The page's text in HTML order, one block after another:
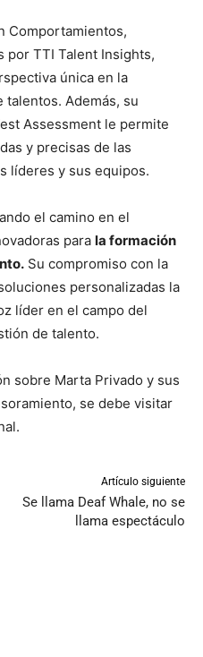
Comportamientos,
por TTI Talent Insights,
única en la
Además, su
Assessment le permite
y precisas de las
líderes y sus equipos.
el camino en el
para la formación
Su compromiso con la
personalizadas la
líder en el campo del
de talento.
sobre Marta Privado y sus
se debe visitar
Artículo siguiente
Se llama Deaf Whale, no se
llama espectáculo